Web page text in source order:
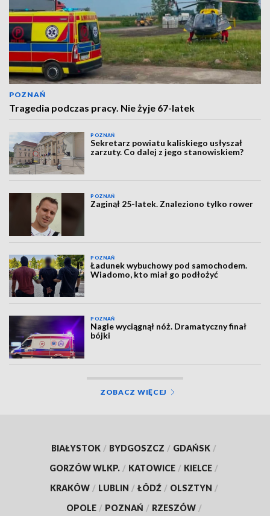
POZNAŃ
Tragedia podczas pracy. Nie żyje 67-latek
POZNAŃ
Sekretarz powiatu kaliskiego usłyszał
zarzuty. Co dalej z jego stanowiskiem?
POZNAŃ
Zaginął 25-latek. Znaleziono tylko rower
POZNAŃ
Ładunek wybuchowy pod samochodem.
Wiadomo, kto miał go podłożyć
POZNAŃ
Nagle wyciągnął nóż. Dramatyczny finał
bójki
ZOBACZ WIĘCEJ
BIAŁYSTOK / BYDGOSZCZ / GDAŃSK /
GORZÓW WLKP. / KATOWICE / KIELCE /
KRAKÓW / LUBLIN / ŁÓDŹ / OLSZTYN /
OPOLE / POZNAŃ / RZESZÓW /